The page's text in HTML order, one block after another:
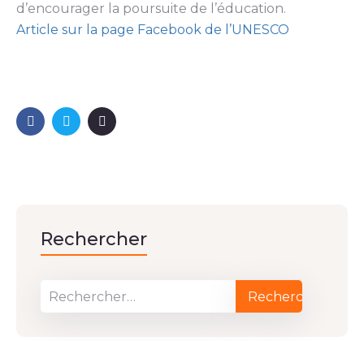
d’encourager la poursuite de l’éducation.
Article sur la page Facebook de l’UNESCO
Rechercher